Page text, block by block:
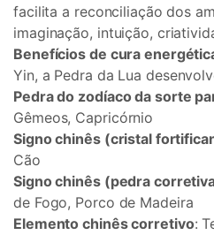
facilita a reconciliação dos
imaginação, intuição,
Benefícios de cura
Yin, a Pedra da Lua
Pedra do zodíaco da sorte
Gêmeos, Capricórnio
Signo chinês (cristal
Cão
Signo chinês (pedra
de Fogo, Porco de Madeira
Elemento chinês corretivo: